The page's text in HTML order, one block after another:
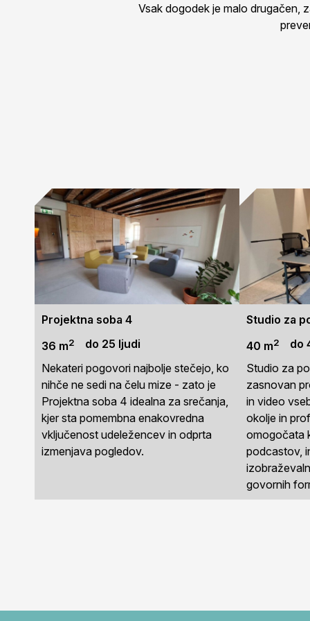
Vsak dogodek je malo drugačen,
Projektna soba 4
36 m2
do 25 ljudi
Nekateri pogovori najbolje stečejo, ko
nihče ne sedi na čelu mize - zato je
Projektna soba 4 idealna za srečanja,
kjer sta pomembna enakovredna
vključenost udeležencev in odprta
izmenjava pogledov.
Studio za
40 m2
do
Studio za
zasnovan
in video
okolje in
omogočata
podcastov,
govornih